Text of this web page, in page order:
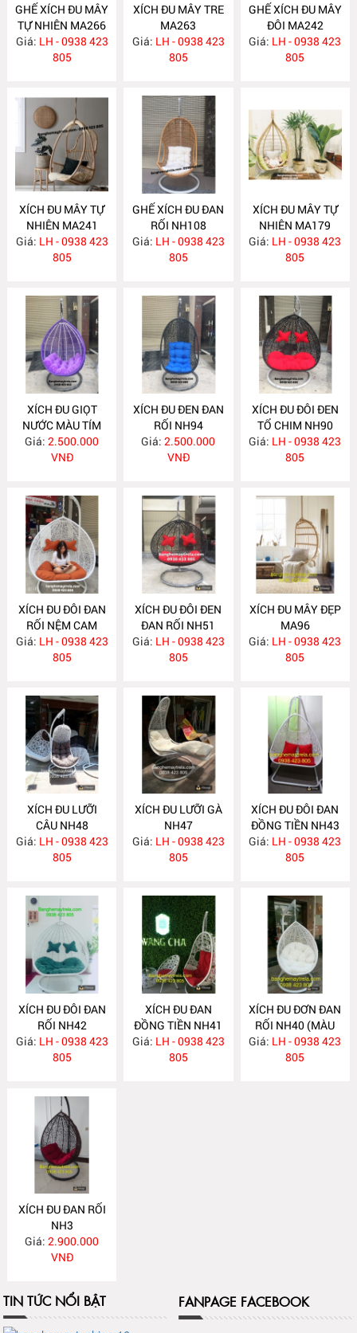
GHẾ XÍCH ĐU MÂY
TỰ NHIÊN MA266
Giá: LH - 0938 423
805
XÍCH ĐU MÂY TRE
MA263
Giá: LH - 0938 423
805
GHẾ XÍCH ĐU MÂY
ĐÔI MA242
Giá: LH - 0938 423
805
XÍCH ĐU MÂY TỰ
NHIÊN MA241
Giá: LH - 0938 423
805
GHẾ XÍCH ĐU ĐAN
RỐI NH108
Giá: LH - 0938 423
805
XÍCH ĐU MÂY TỰ
NHIÊN MA179
Giá: LH - 0938 423
805
XÍCH ĐU GIỌT
NƯỚC MÀU TÍM
NH95
Giá:2.500.000
VNĐ
XÍCH ĐU ĐEN ĐAN
RỐI NH94
Giá:2.500.000
VNĐ
XÍCH ĐU ĐÔI ĐEN
TỔ CHIM NH90
Giá: LH - 0938 423
805
XÍCH ĐU ĐÔI ĐAN
RỐI NỆM CAM
ĐẤT NH73
Giá: LH - 0938 423
805
XÍCH ĐU ĐÔI ĐEN
ĐAN RỐI NH51
Giá: LH - 0938 423
805
XÍCH ĐU MÂY ĐẸP
MA96
Giá: LH - 0938 423
805
XÍCH ĐU LƯỠI
CÂU NH48
Giá: LH - 0938 423
805
XÍCH ĐU LƯỠI GÀ
NH47
Giá: LH - 0938 423
805
XÍCH ĐU ĐÔI ĐAN
ĐỒNG TIỀN NH43
Giá: LH - 0938 423
805
XÍCH ĐU ĐÔI ĐAN
RỐI NH42
Giá: LH - 0938 423
805
XÍCH ĐU ĐAN
ĐỒNG TIỀN NH41
Giá: LH - 0938 423
805
XÍCH ĐU ĐƠN ĐAN
RỐI NH40 (MÀU
TRẮNG)
Giá: LH - 0938 423
805
XÍCH ĐU ĐAN RỐI
NH3
Giá:2.900.000
VNĐ
TIN TỨC NỔI BẬT FANPAGE FACEBOOK